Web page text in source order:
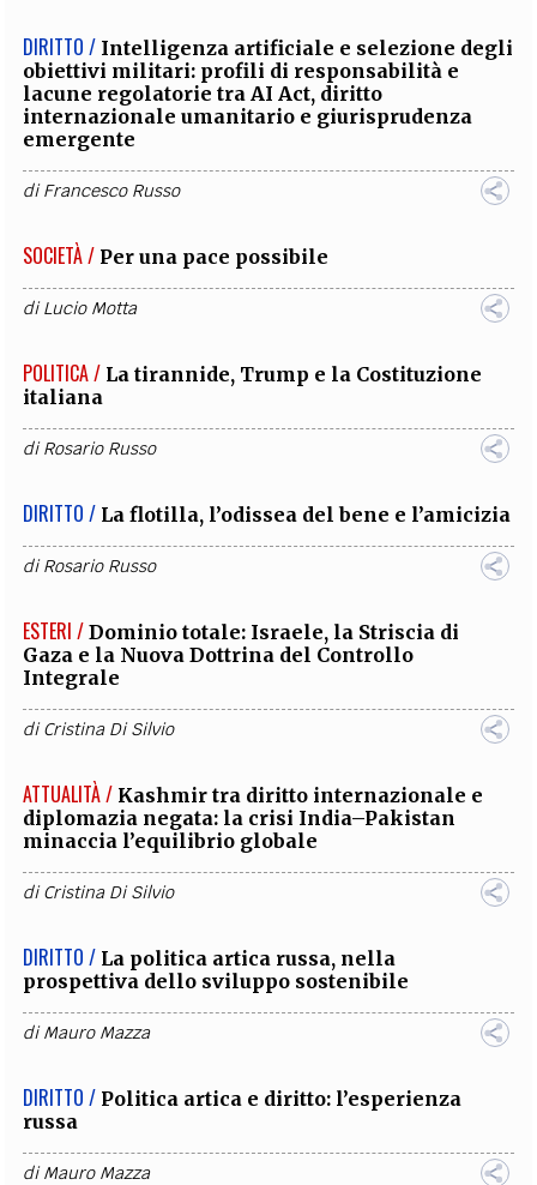
DIRITTO / Intelligenza artificiale e selezione degli
obiettivi militari: profili di responsabilità e
lacune regolatorie tra AI Act, diritto
internazionale umanitario e giurisprudenza
emergente
diFrancesco Russo
SOCIETÀ / Per una pace possibile
diLucio Motta
POLITICA / La tirannide, Trump e la Costituzione
italiana
diRosario Russo
DIRITTO / La flotilla, l’odissea del bene e l’amicizia
diRosario Russo
ESTERI / Dominio totale: Israele, la Striscia di
Gaza e la Nuova Dottrina del Controllo
Integrale
diCristina Di Silvio
ATTUALITÀ / Kashmir tra diritto internazionale e
diplomazia negata: la crisi India–Pakistan
minaccia l’equilibrio globale
diCristina Di Silvio
DIRITTO / La politica artica russa, nella
prospettiva dello sviluppo sostenibile
diMauro Mazza
DIRITTO / Politica artica e diritto: l’esperienza
russa
diMauro Mazza